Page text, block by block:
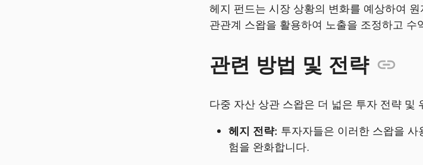
헤지 펀드는 시장 상황의 변화를 예상하여
관관계 스왑을 활용하여 노출을 조정하고 수
관련 방법 및 전략
다중 자산 상관 스왑은 더 넓은 투자 전략 및
헤지 전략: 투자자들은 이러한 스왑을
험을 완화합니다.